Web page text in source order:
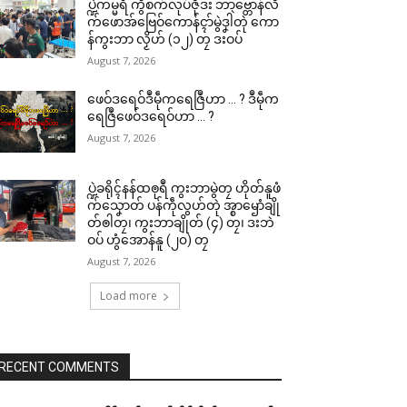
ပ္ဍဲကမ္မရဳ ကွဳစက်လုပ်ဇီုဒး ဘာဗ္တောန်လိ
က်ဖောအ်ဗြေဝ်ကောန်ၚာ်မွဲဒၞါဲတုဲ ကော
န်ကွးဘာ လၟိဟ် (၁၂) တၠ ဒးဝပ်
August 7, 2026
ဖေဝ်ဒရေဝ်ဒဳမဵုကရေဇြဳဟာ … ? ဒဳမဵုက
ရေဇြဳဖေဝ်ဒရေဝ်ဟာ … ?
August 7, 2026
ပ္ဍဲခရိုၚ်နန်ထၜုရဳ ကွးဘာမွဲတၠ ဟိုတ်နူဖံ
က်သၞောတ် ပန်ကဵုလွဟ်တုဲ အ္စာၝောံချို
တ်ၜါတၠ၊ ကွးဘာချိုတ် (၄) တၠ၊ ဒးဘဲ
ဝပ် ဟွံအောန်နူ (၂၀) တၠ
August 7, 2026
Load more
COMMENTS